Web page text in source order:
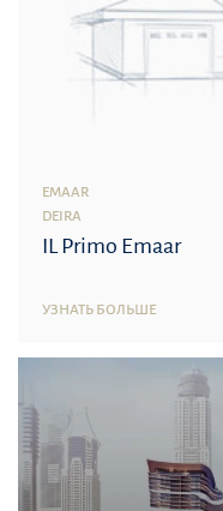
EMAAR
DEIRA
IL Primo Emaar
УЗНАТЬ БОЛЬШЕ